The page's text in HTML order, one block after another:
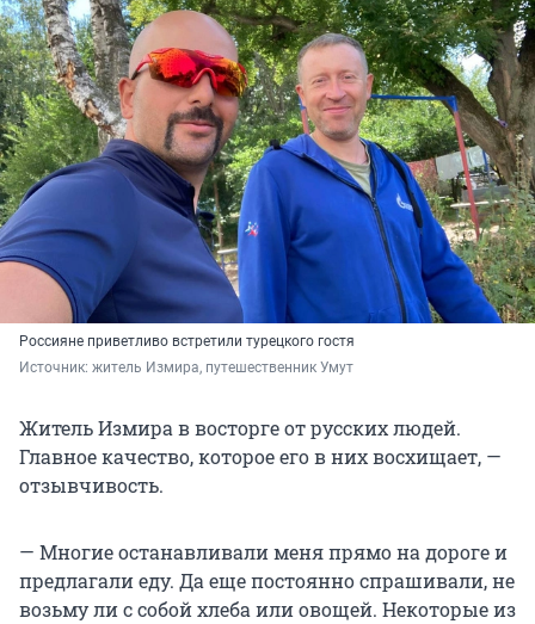
Россияне приветливо встретили турецкого гостя
Источник: житель Измира, путешественник Умут
Житель Измира в восторге от русских людей.
Главное качество, которое его в них восхищает, —
отзывчивость.
— Многие останавливали меня прямо на дороге и
предлагали еду. Да еще постоянно спрашивали, не
возьму ли с собой хлеба или овощей. Некоторые из